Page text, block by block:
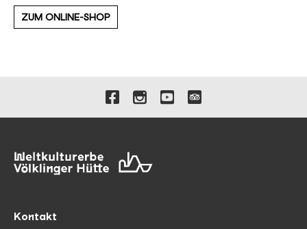
ZUM ONLINE-SHOP
Verlinkungen zu unseren
Kontakt